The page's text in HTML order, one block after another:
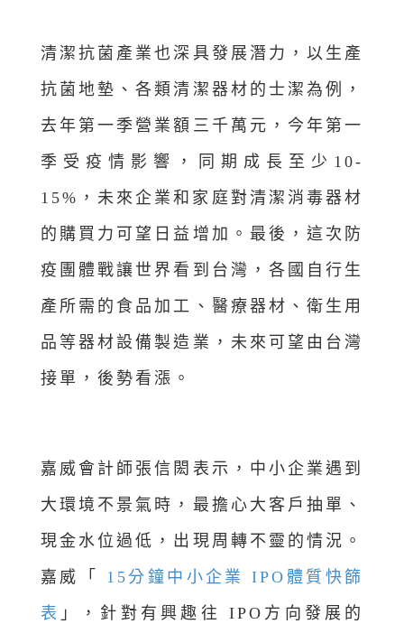
清潔抗菌產業也深具發展潛力，以生產
抗菌地墊、各類清潔器材的士潔為例，
去年第一季營業額三千萬元，今年第一
季受疫情影響，同期成長至少10-
15%，未來企業和家庭對清潔消毒器材
的購買力可望日益增加。最後，這次防
疫團體戰讓世界看到台灣，各國自行生
產所需的食品加工、醫療器材、衛生用
品等器材設備製造業，未來可望由台灣
接單，後勢看漲。
嘉威會計師張信閎表示，中小企業遇到
大環境不景氣時，最擔心大客戶抽單、
現金水位過低，出現周轉不靈的情況。
嘉威「 15分鐘中小企業 IPO體質快篩
表 」，針對有興趣往 IPO方向發展的